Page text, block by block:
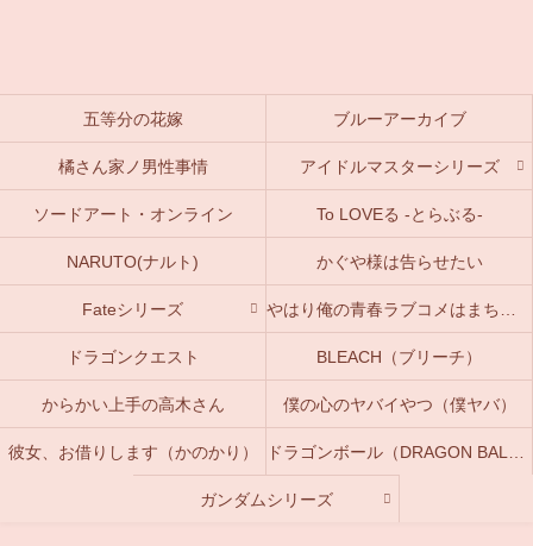
五等分の花嫁 ブルーアーカイブ
橘さん家ノ男性事情 アイドルマスターシリーズ
ソードアート・オンライン To LOVEる -とらぶる-
NARUTO(ナルト) かぐや様は告らせたい
Fateシリーズ
ドラゴンクエスト BLEACH（ブリーチ）
からかい上手の高木さん 僕の心のヤバイやつ（僕ヤバ）
彼女、お借りします（かのかり）
ガンダムシリーズ